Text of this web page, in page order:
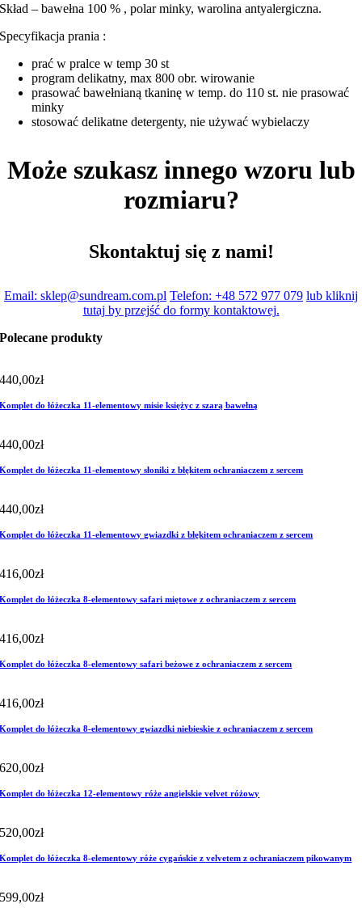
Skład – bawełna 100 % , polar minky, warolina antyalergiczna.
Specyfikacja prania :
prać w pralce w temp 30 st
program delikatny, max 800 obr. wirowanie
prasować bawełnianą tkaninę w temp. do 110 st. nie prasować
minky
stosować delikatne detergenty, nie używać wybielaczy
Może szukasz innego wzoru lub
rozmiaru?
Skontaktuj się z nami!
Email: sklep@sundream.com.pl Telefon: +48 572 977 079 lub kliknij
tutaj by przejść do formy kontaktowej.
Polecane produkty
440,00zł
Komplet do łóżeczka 11-elementowy misie księżyc z szarą bawełną
440,00zł
Komplet do łóżeczka 11-elementowy słoniki z błękitem ochraniaczem z sercem
440,00zł
Komplet do łóżeczka 11-elementowy gwiazdki z błękitem ochraniaczem z sercem
416,00zł
Komplet do łóżeczka 8-elementowy safari miętowe z ochraniaczem z sercem
416,00zł
Komplet do łóżeczka 8-elementowy safari beżowe z ochraniaczem z sercem
416,00zł
Komplet do łóżeczka 8-elementowy gwiazdki niebieskie z ochraniaczem z sercem
620,00zł
Komplet do łóżeczka 12-elementowy róże angielskie velvet różowy
520,00zł
Komplet do łóżeczka 8-elementowy róże cygańskie z velvetem z ochraniaczem pikowanym
599,00zł